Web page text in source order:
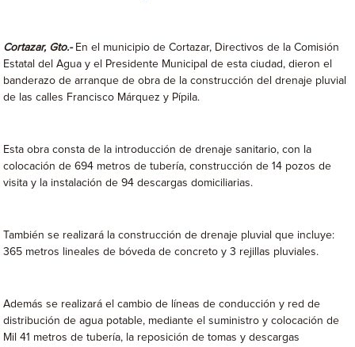
Cortazar, Gto.-En el municipio de Cortazar, Directivos de la Comisión
Estatal del Agua y el Presidente Municipal de esta ciudad, dieron el
banderazo de arranque de obra de la construcción del drenaje pluvial
de las calles Francisco Márquez y Pípila.
Esta obra consta de la introducción de drenaje sanitario, con la
colocación de 694 metros de tubería, construcción de 14 pozos de
visita y la instalación de 94 descargas domiciliarias.
También se realizará la construcción de drenaje pluvial que incluye:
365 metros lineales de bóveda de concreto y 3 rejillas pluviales.
Además se realizará el cambio de líneas de conducción y red de
distribución de agua potable, mediante el suministro y colocación de
Mil 41 metros de tubería, la reposición de tomas y descargas